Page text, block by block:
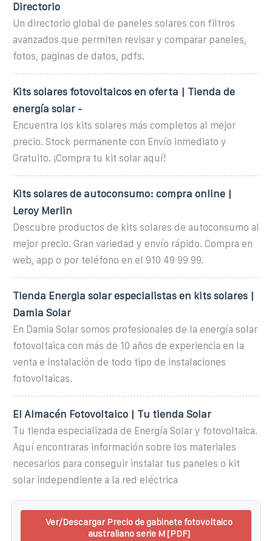
Directorio
Un directorio global de paneles solares con filtros
avanzados que permiten revisar y comparar paneles,
fotos, paginas de datos, pdfs.
Kits solares fotovoltaicos en oferta | Tienda de
energía solar -
Encuentra los kits solares más completos al mejor
precio. Stock permanente con Envío inmediato y
Gratuito. ¡Compra tu kit solar aquí!
Kits solares de autoconsumo: compra online |
Leroy Merlin
Descubre productos de kits solares de autoconsumo al
mejor precio. Gran variedad y envío rápido. Compra en
web, app o por teléfono en el 910 49 99 99.
Tienda Energia solar especialistas en kits solares |
Damia Solar
En Damia Solar somos profesionales de la energía solar
fotovoltaica con más de 10 años de experiencia en la
venta e instalación de todo tipo de instalaciones
fotovoltaicas.
El Almacén Fotovoltaico | Tu tienda Solar
Tu tienda especializada de Energía Solar y fotovoltaica.
Aquí encontraras información sobre los materiales
necesarios para conseguir instalar tus paneles o kit
solar independiente a la red eléctrica
Ver/Descargar Precio de gabinete fotovoltaico
australiano serie M [PDF]